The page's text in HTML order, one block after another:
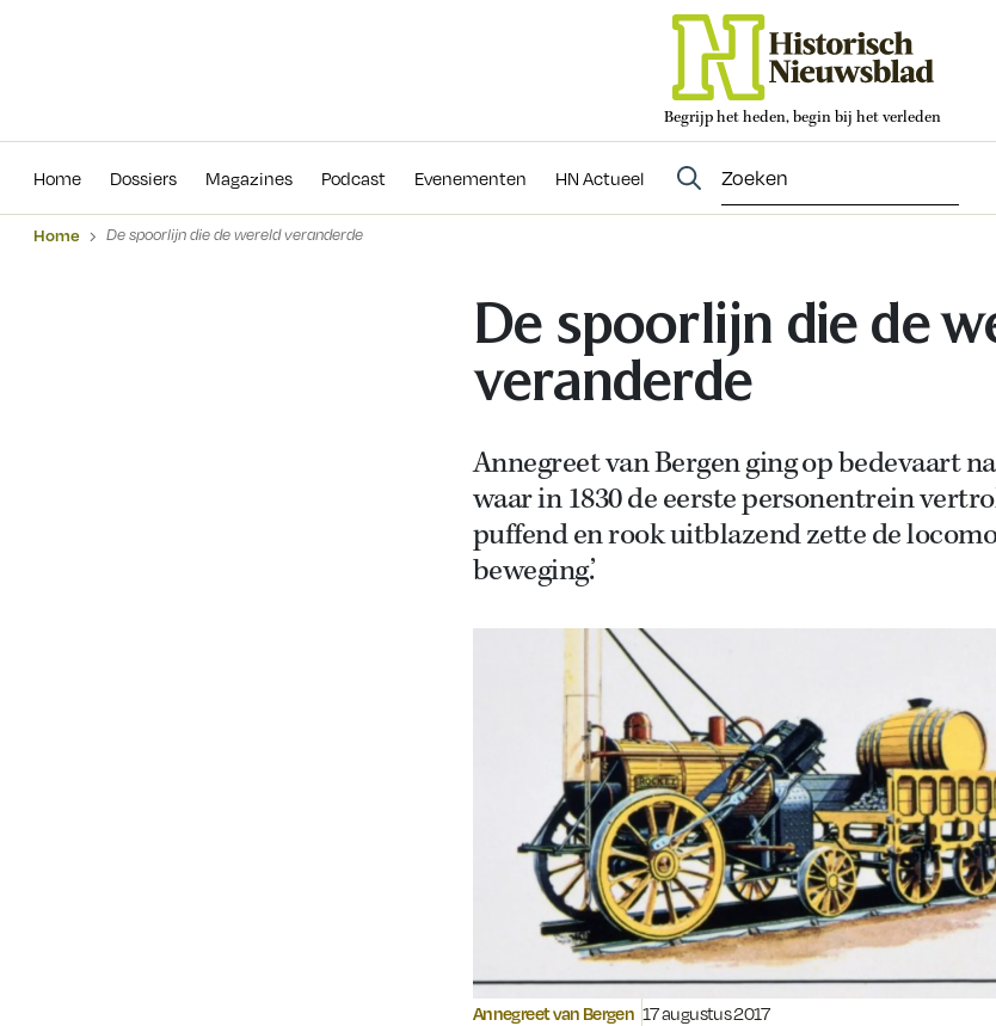
Begrijp het heden, begin bij het verleden
Home Dossiers Magazines Podcast Evenementen HN Actueel
Evenementen
Home De spoorlijn die de wereld veranderde
De spoorlijn die de
veranderde
Annegreet van Bergen ging op bedevaart
waar in 1830 de eerste personentrein
puffend en rook uitblazend zette de
beweging.’
Annegreet van Bergen Gepubliceerd op:
17 augustus 2017